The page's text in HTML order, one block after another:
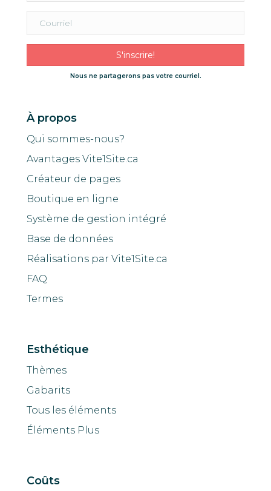
S'inscrire!
Nous ne partagerons pas votre courriel.
À propos
Qui sommes-nous?
Avantages Vite1Site.ca
Créateur de pages
Boutique en ligne
Système de gestion intégré
Base de données
Réalisations par Vite1Site.ca
FAQ
Termes
Esthétique
Thèmes
Gabarits
Tous les éléments
Éléments Plus
Coûts